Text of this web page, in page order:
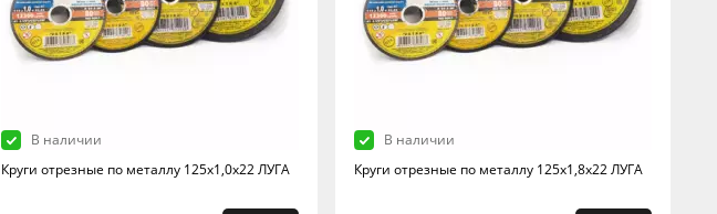
В наличии
Круги отрезные по металлу 125х1,0х22 ЛУГА
В наличии
Круги отрезные по металлу 125х1,8х22 ЛУГА